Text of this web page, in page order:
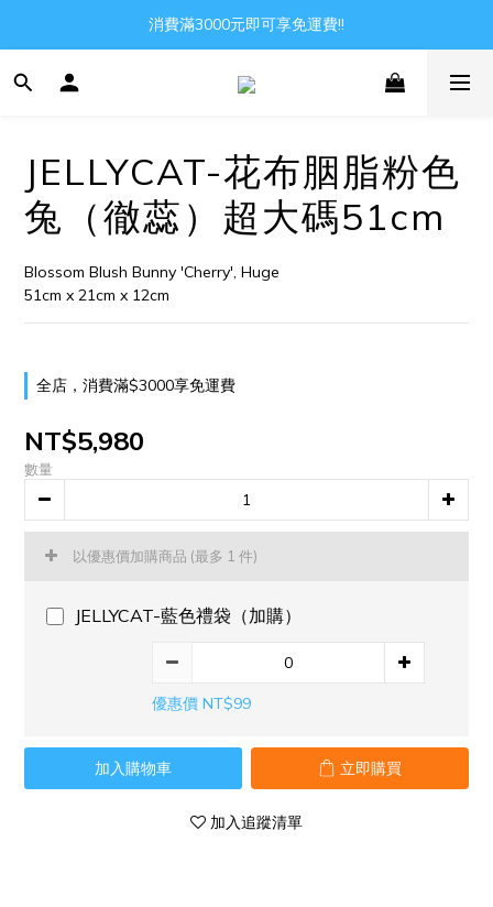
Gather all the joys in the world
消費滿3000元即可享免運費!!
JELLYCAT-花布胭脂粉色
兔（徹蕊）超大碼51cm
Blossom Blush Bunny 'Cherry', Huge
51cm x 21cm x 12cm
全店，消費滿$3000享免運費
NT$5,980
數量
以優惠價加購商品 (最多 1 件)
JELLYCAT-藍色禮袋（加購）
優惠價 NT$99
加入購物車 立即購買
加入追蹤清單